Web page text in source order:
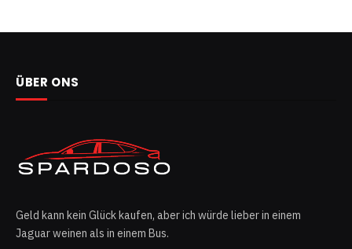
ÜBER ONS
Geld kann kein Glück kaufen, aber ich würde lieber in einem
Jaguar weinen als in einem Bus.